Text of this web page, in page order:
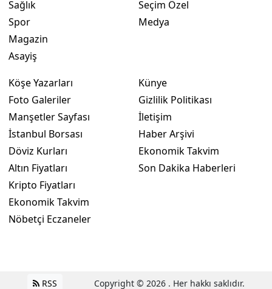
Sağlık
Spor
Magazin
Asayiş
Seçim Özel
Medya
Köşe Yazarları
Foto Galeriler
Manşetler Sayfası
İstanbul Borsası
Döviz Kurları
Altın Fiyatları
Kripto Fiyatları
Ekonomik Takvim
Nöbetçi Eczaneler
Künye
Gizlilik Politikası
İletişim
Haber Arşivi
Ekonomik Takvim
Son Dakika Haberleri
RSS Copyright © 2026 . Her hakkı saklıdır.